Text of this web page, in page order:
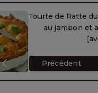
Tourte de Ratte
au jambon et
Précédent